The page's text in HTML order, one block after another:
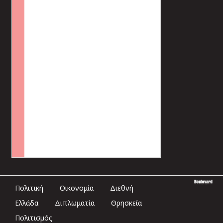
Πολιτική Οικονομία
Διεθνή
Ελλάδα
Διπλωματία
Θρησκεία
Πολιτισμός